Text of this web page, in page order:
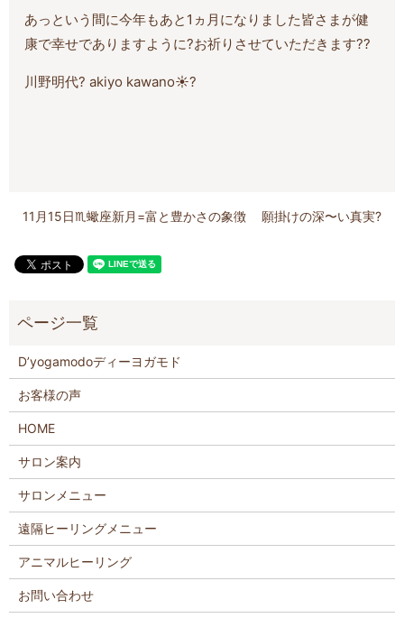
あっという間に今年もあと1ヵ月になりました皆さまが健
康で幸せでありますように?お祈りさせていただきます??
川野明代? akiyo kawano☀️?
11月15日♏️蠍座新月=富と豊かさの象徴 願掛けの深〜い真実?
D’yogamodoディーヨガモド
お客様の声
HOME
サロン案内
サロンメニュー
遠隔ヒーリングメニュー
アニマルヒーリング
お問い合わせ